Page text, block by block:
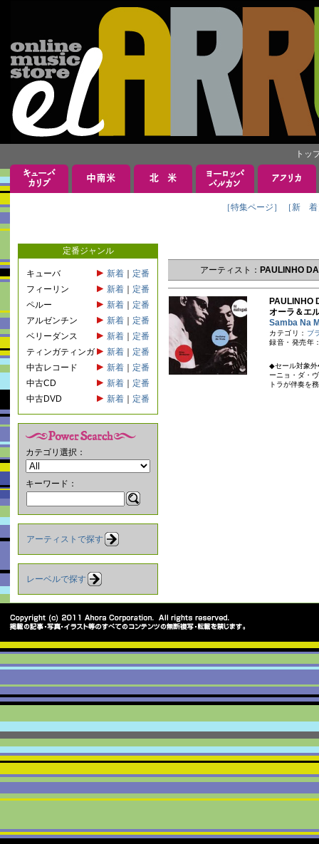
トッ
［特集ページ］ ［新 着
定番ジャンル
キューバ 新着
定番
フィーリン
新着
定番
ペルー
新着
定番
アルゼンチン
新着
定番
ベリーダンス
新着
定番
ティンガティンガ
新着
定番
中古レコード
新着
定番
中古CD
新着
定番
中古DVD
新着 定番
カテゴリ選択：
キーワード：
アーティストで探す
レーベルで探す
アーティスト： PAULINHO
PAULINHO
オーラ＆エ
Samba Na
カテゴリ： ブ
録音・発売年
◆セール対象外
ーニョ・ダ・
トラが伴奏を